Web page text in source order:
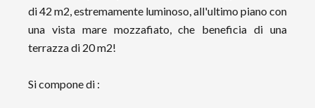
di 42 m2, estremamente luminoso, all'ultimo piano con
una vista mare mozzafiato, che beneficia di una
terrazza di 20 m2!
Si compone di :